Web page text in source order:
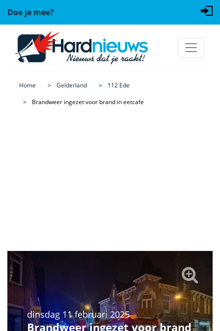
Doe je mee?
Home Gelderland
112 Ede
Brandweer ingezet voor brand in eetcafe
dinsdag 11 februari 2025
Brandweer ingezet voor brand